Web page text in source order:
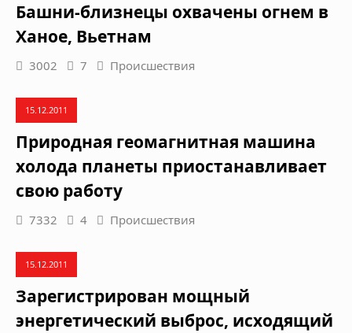
Башни-близнецы охвачены огнем в
Ханое, Вьетнам
3002 7 Происшествия
15.12.2011
Природная геомагнитная машина
холода планеты приостанавливает
свою работу
7332 4 Происшествия
15.12.2011
Зарегистрирован мощный
энергетический выброс, исходящий